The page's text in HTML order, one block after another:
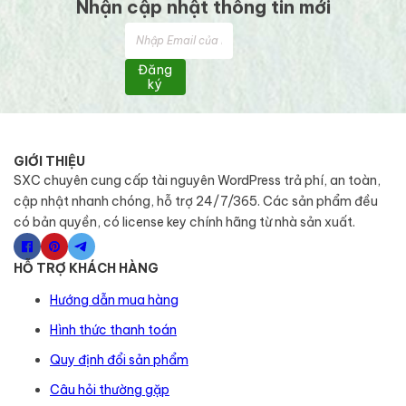
Nhận cập nhật thông tin mới
Đăng
ký
GIỚI THIỆU
SXC chuyên cung cấp tài nguyên WordPress trả phí, an toàn,
cập nhật nhanh chóng, hỗ trợ 24/7/365. Các sản phẩm đều
có bản quyền, có license key chính hãng từ nhà sản xuất.
HỖ TRỢ KHÁCH HÀNG
Hướng dẫn mua hàng
Hình thức thanh toán
Quy định đổi sản phẩm
Câu hỏi thường gặp